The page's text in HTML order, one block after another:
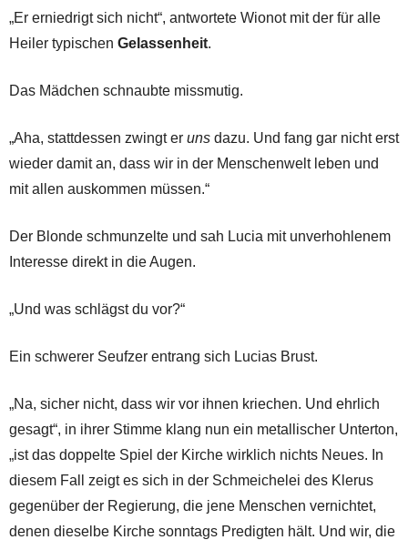
„Er erniedrigt sich nicht“, antwortete Wionot mit der für alle
Heiler typischen Gelassenheit.
Das Mädchen schnaubte missmutig.
„Aha, stattdessen zwingt er uns dazu. Und fang gar nicht erst
wieder damit an, dass wir in der Menschenwelt leben und
mit allen auskommen müssen.“
Der Blonde schmunzelte und sah Lucia mit unverhohlenem
Interesse direkt in die Augen.
„Und was schlägst du vor?“
Ein schwerer Seufzer entrang sich Lucias Brust.
„Na, sicher nicht, dass wir vor ihnen kriechen. Und ehrlich
gesagt“, in ihrer Stimme klang nun ein metallischer Unterton,
„ist das doppelte Spiel der Kirche wirklich nichts Neues. In
diesem Fall zeigt es sich in der Schmeichelei des Klerus
gegenüber der Regierung, die jene Menschen vernichtet,
denen dieselbe Kirche sonntags Predigten hält. Und wir, die